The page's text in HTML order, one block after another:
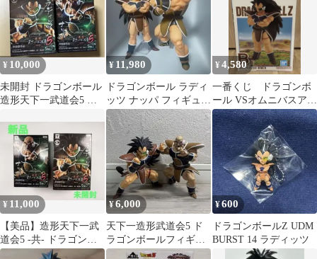
¥ 10,000
未開封 ドラゴンボール
造形天下一武道会5 ラ
ット
¥ 11,980
ドラゴンボール ラディ
ッツ ナッパ フィギュア
セット
¥4,580
一番くじ ドラゴンボ
ール VSオムニバスアメ
イジング B賞 ラデ
ィッツ
¥ 11,000
【美品】造形天下一武
道会5 -共- ドラゴンボ
ール ラディッツ ナッパ
¥6,000
天下一造形武道会5 ド
ラゴンボールフィギュ
ア ナッパ ラディッツ
¥600
ドラゴンボールZ UDM
BURST 14 ラディッツ